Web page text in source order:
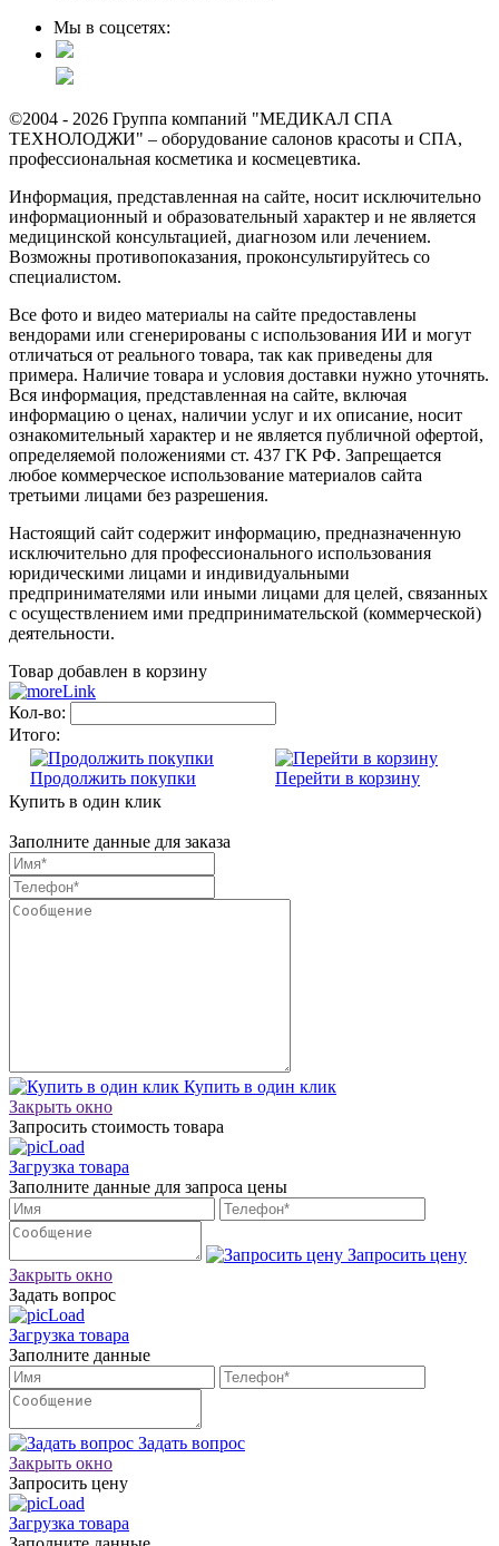
Мы в соцсетях:
©2004 - 2026 Группа компаний "МЕДИКАЛ СПА
ТЕХНОЛОДЖИ" – оборудование салонов красоты и СПА,
профессиональная косметика и космецевтика.
Информация, представленная на сайте, носит исключительно
информационный и образовательный характер и не является
медицинской консультацией, диагнозом или лечением.
Возможны противопоказания, проконсультируйтесь со
специалистом.
Все фото и видео материалы на сайте предоставлены
вендорами или сгенерированы с использования ИИ и могут
отличаться от реального товара, так как приведены для
примера. Наличие товара и условия доставки нужно уточнять.
Вся информация, представленная на сайте, включая
информацию о ценах, наличии услуг и их описание, носит
ознакомительный характер и не является публичной офертой,
определяемой положениями ст. 437 ГК РФ. Запрещается
любое коммерческое использование материалов сайта
третьими лицами без разрешения.
Настоящий сайт содержит информацию, предназначенную
исключительно для профессионального использования
юридическими лицами и индивидуальными
предпринимателями или иными лицами для целей, связанных
с осуществлением ими предпринимательской (коммерческой)
деятельности.
Товар добавлен в корзину
Кол-во:
Итого:
Продолжить покупки
Перейти в корзину
Купить в один клик
Заполните данные для заказа
Купить в один клик
Закрыть окно
Запросить стоимость товара
Загрузка товара
Заполните данные для запроса цены
Запросить цену
Закрыть окно
Задать вопрос
Загрузка товара
Заполните данные
Задать вопрос
Закрыть окно
Запросить цену
Загрузка товара